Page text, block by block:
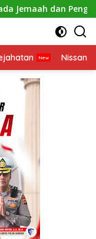
Pengguna Jalan
Nissan